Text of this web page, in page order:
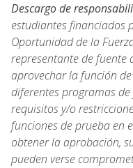
Descargo de
estudiantes financiados
Oportunidad de la
representante de fuente
aprovechar la función
diferentes programas
requisitos y/o
funciones de prueba en
obtener la aprobación,
pueden verse